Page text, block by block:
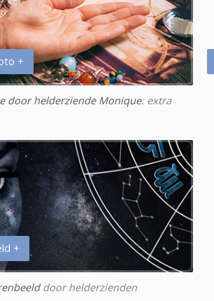
+
door helderziende Monique: extra
+
door helderzienden